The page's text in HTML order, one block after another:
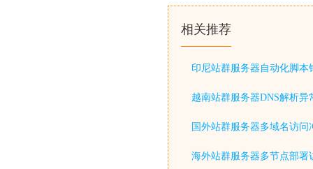
相关推荐
印尼站群服务器自动化脚本
越南站群服务器DNS解析异
国外站群服务器多域名访问
海外站群服务器多节点部署